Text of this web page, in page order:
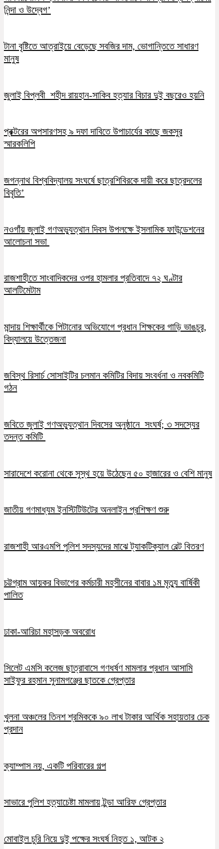
নিন্দা ও উদ্বেগ’
টানা বৃষ্টিতে আত্রাইয়ে বেড়েছে সবজির দাম, ভোগান্তিতে সাধারণ
মানুষ
জুলাই বিপ্লবী শহীদ রায়হান-সাকিব হত্যার বিচার দুই বছরেও হয়নি
প্রক্টরের অপসারণসহ ৯ দফা দাবিতে উপাচার্যের কাছে জকসুর
স্মারকলিপি
জগন্নাথ বিশ্ববিদ্যালয় সংঘর্ষে ছাত্রশিবিরকে দায়ী করে ছাত্রদলের
বিবৃতি’
নওগাঁয় জুলাই গণঅভ্যুত্থান দিবস উপলক্ষে ইসলামিক ফাউন্ডেশনের
আলোচনা সভা
রাজশাহীতে সাংবাদিকদের ওপর হামলার প্রতিবাদে ৭২ ঘণ্টার
আলটিমেটাম
মান্দায় শিক্ষার্থীকে পিটানোর অভিযোগে প্রধান শিক্ষকের গাড়ি ভাঙচুর,
বিদ্যালয়ে উত্তেজনা
জবিস্থ রিসার্চ সোসাইটির চলমান কমিটির বিদায় সংবর্ধনা ও নবকমিটি
গঠন
জবিতে জুলাই গণঅভ্যুত্থান দিবসের অনুষ্ঠানে সংঘর্ষ; ৩ সদস্যের
তদন্ত কমিটি
সারাদেশে করোনা থেকে সুস্থ হয়ে উঠেছেন ৫০ হাজারের ও বেশি মানুষ
জাতীয় গণমাধ্যম ইনস্টিটিউটের অনলাইন প্রশিক্ষণ শুরু
রাজশাহী আরএমপি পুলিশ সদস্যদের মাঝে ট্যাকটিক্যাল বেল্ট বিতরণ
চট্টগ্রাম আয়কর বিভাগের কর্মচারী মহসীনের বাবার ১ম মৃত্যু বার্ষিকী
পালিত
ঢাকা-আরিচা মহাসড়ক অবরোধ
সিলেট এমসি কলেজ ছাত্রাবাসে গণধর্ষণ মামলার প্রধান আসামি
সাইফুর রহমান সুনামগঞ্জের ছাতকে গ্রেপ্তার
খুলনা অঞ্চলের তিনশ শ্রমিককে ৯০ লাখ টাকার আর্থিক সহায়তার চেক
প্রদান
ক্যাম্পাস নয়, একটি পরিবারের গল্প
সাভারে পুলিশ হত্যাচেষ্টা মামলায় টুন্ডা আরিফ গ্রেপ্তার
মোবাইল চুরি নিয়ে দুই পক্ষের সংঘর্ষ নিহত ১, আটক ২